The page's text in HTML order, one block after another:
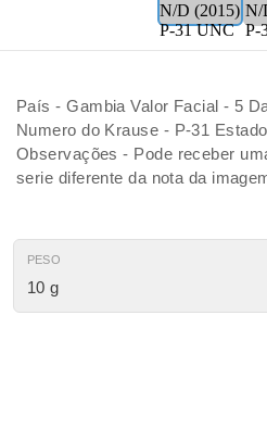
País - Gambia Valor Facial - 5
Numero do Krause - P-31
Observações - Pode receber
serie diferente da nota da
PESO
10 g